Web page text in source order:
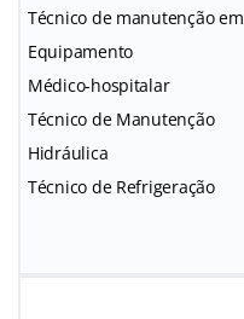
Técnico de manutenção em
Equipamento
Médico-hospitalar
Técnico de Manutenção
Hidráulica
Técnico de Refrigeração